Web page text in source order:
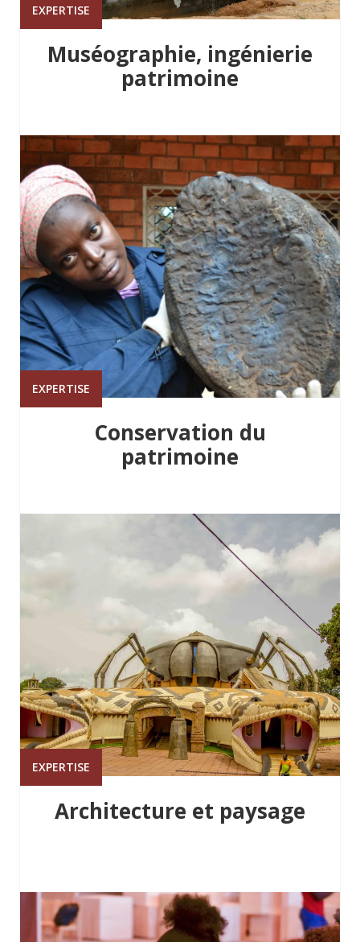
EXPERTISE
Muséographie, ingénierie
patrimoine
EXPERTISE
Conservation du
patrimoine
EXPERTISE
Architecture et paysage